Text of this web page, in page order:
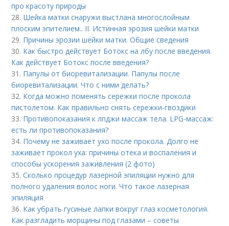
про красоту природы
28. Шейка матки снаружи выстлана многослойным
плоским эпителием.. II. Истинная эрозия шейки матки
29. Причины эрозии шейки матки. Общие сведения
30. Как быстро действует Ботокс на лбу после введения.
Как действует Ботокс после введения?
31. Папулы от биоревитализации. Папулы после
биоревитализации. Что с ними делать?
32. Когда можно поменять сережки после прокола
пистолетом. Как правильно снять сережки-гвоздики
33. Противопоказания к лпджи массаж тела. LPG-массаж:
есть ли противопоказания?
34. Почему не заживает ухо после прокола. Долго не
заживает прокол уха: причины отека и воспаления и
способы ускорения заживления (2 фото)
35.Сколько процедур лазерной эпиляции нужно для
полного удаления волос ноги. Что такое лазерная
эпиляция
36. Как убрать гусиные лапки вокруг глаз косметология.
Как разгладить морщины под глазами – советы